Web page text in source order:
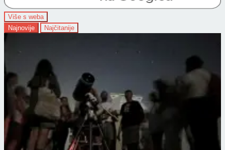
Više s weba
Najnovije
Najčitanije